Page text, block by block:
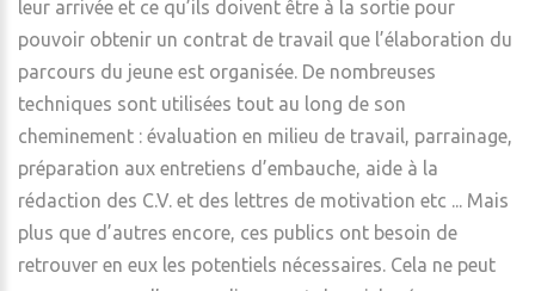
leur arrivée et ce qu’ils doivent être à la sortie pour
pouvoir obtenir un contrat de travail que l’élaboration du
parcours du jeune est organisée. De nombreuses
techniques sont utilisées tout au long de son
cheminement : évaluation en milieu de travail, parrainage,
préparation aux entretiens d’embauche, aide à la
rédaction des C.V. et des lettres de motivation etc ... Mais
plus que d’autres encore, ces publics ont besoin de
retrouver en eux les potentiels nécessaires. Cela ne peut